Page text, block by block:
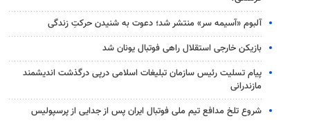
آلبوم «آسیمه سر» منتشر شد؛ دعوت به شنیدن حرکتِ زندگی
بازیکن خارجی استقلال راهی فوتبال یونان شد
پیام تسلیت رئیس سازمان تبلیغات اسلامی درپی درگذشت اندیشمند
مازندرانی
شروع تلخ مدافع تیم ملی فوتبال ایران پس از جدایی از پرسپولیس